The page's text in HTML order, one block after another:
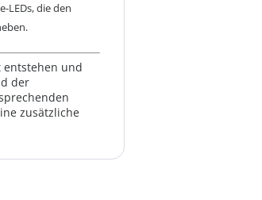
LEDs, die den
entstehen und
der
zusätzliche